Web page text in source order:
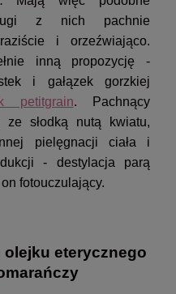
z nich pachnie
i orzeźwiająco.
inną propozycję -
i gałązek gorzkiej
petitgrain. Pachnący
ze słodką nutą kwiatu,
pielęgnacji ciała i
- destylacja parą
fotouczulający.
olejku eterycznego